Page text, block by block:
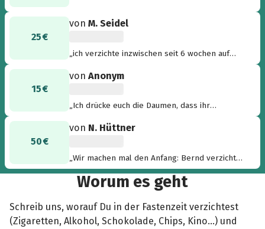
25 €
vonM. Seidel
„ich verzichte inzwischen seit 6 wochen auf
spenden“
15 €
vonAnonym
„Ich drücke euch die Daumen, dass ihr
für die Zwerge bekommt!!! Ganz liebe Grüße,
50 €
von N. Hüttner
„Wir machen mal den Anfang: Bernd verzichtet
auf Chips, ich auf Süßes. Und Alkoholpause ist
auch angesagt. Sylvia und Klaus machen auch
mit und verzichten auf Schokolade.“
Worum es geht
Schreib uns, worauf Du in der Fastenzeit verzichtest
(Zigaretten, Alkohol, Schokolade, Chips, Kino...) und